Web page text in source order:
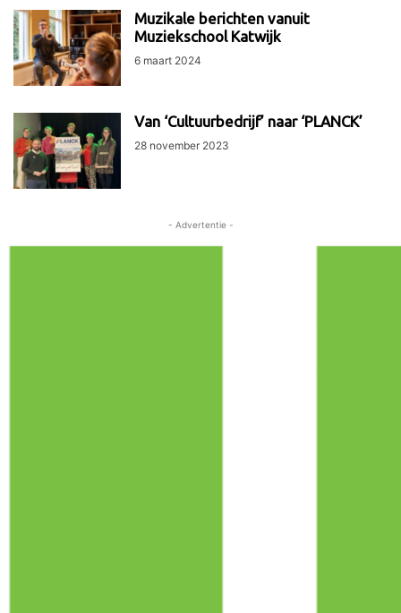
Muzikale berichten vanuit
Muziekschool Katwijk
6 maart 2024
Van ‘Cultuurbedrijf’ naar ‘PLANCK’
28 november 2023
- Advertentie -